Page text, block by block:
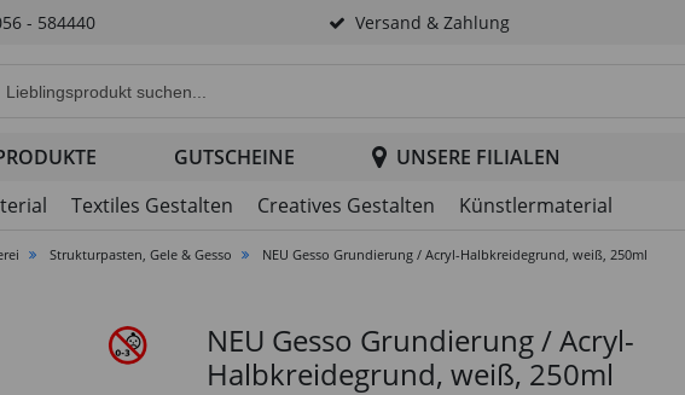
- 584440 Versand & Zahlung
GUTSCHEINE
UNSERE FILIALEN
Textiles Gestalten Creatives Gestalten Künstlermaterial
Strukturpasten, Gele & Gesso NEU Gesso Grundierung / Acryl-Halbkreidegrund, weiß, 250ml
NEU Gesso Grundierung / Acryl-
Halbkreidegrund, weiß, 250ml